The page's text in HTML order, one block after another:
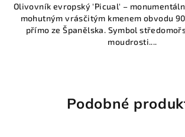
Olivovník evropský 'Picual' –
mohutným vrásčitým kmenem obvodu
přímo ze Španělska. Symbol
moudrosti....
Podobné